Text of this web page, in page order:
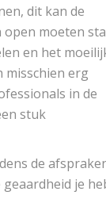
dit kan de
moeten
en het
misschien erg
in de
stuk
de
je